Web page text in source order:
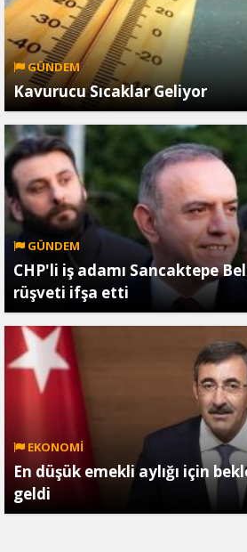
GÜNDEM
Kavurucu Sıcaklar Geliyor
GÜNDEM
CHP'li iş adamı Sancaktepe
rüşveti ifşa etti
EKONOMİ
En düşük emekli aylığı için
geldi